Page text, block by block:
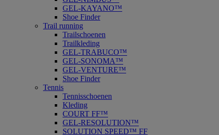
GEL-KAYANO™
Shoe Finder
Trail running
Trailschoenen
Trailkleding
GEL-TRABUCO™
GEL-SONOMA™
GEL-VENTURE™
Shoe Finder
Tennis
Tennisschoenen
Kleding
COURT FF™
GEL-RESOLUTION™
SOLUTION SPEED™ FF